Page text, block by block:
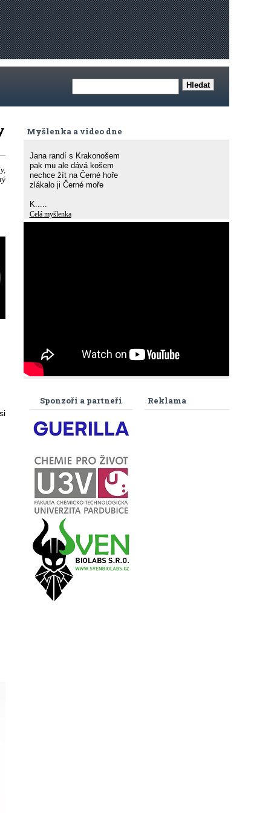
Myšlenka a video dne
Jana randí s Krakonošem
pak mu ale dává košem
nechce žít na Černé hoře
zlákalo ji Černé moře
K.....
Celá myšlenka
Reklama
Sponzoři a partneři